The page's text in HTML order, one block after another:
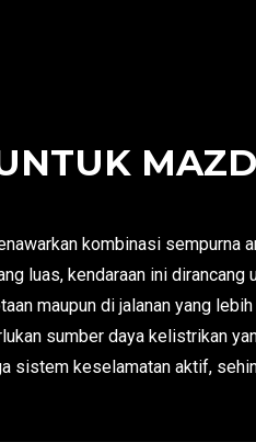
kombinasi sempurna
luas, kendaraan ini dirancang
maupun di jalanan yang
sumber daya kelistrikan
sistem keselamatan aktif,